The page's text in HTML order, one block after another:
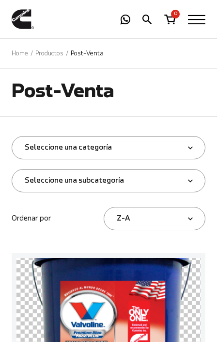
0
Home Productos Post-Venta
Post-Venta
Seleccione una categoría
Seleccione una subcategoría
Ordenar por Z-A